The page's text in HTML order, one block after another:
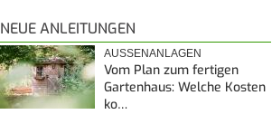
NEUE ANLEITUNGEN
AUSSENANLAGEN
Vom Plan zum fertigen
Gartenhaus: Welche Kosten
ko…